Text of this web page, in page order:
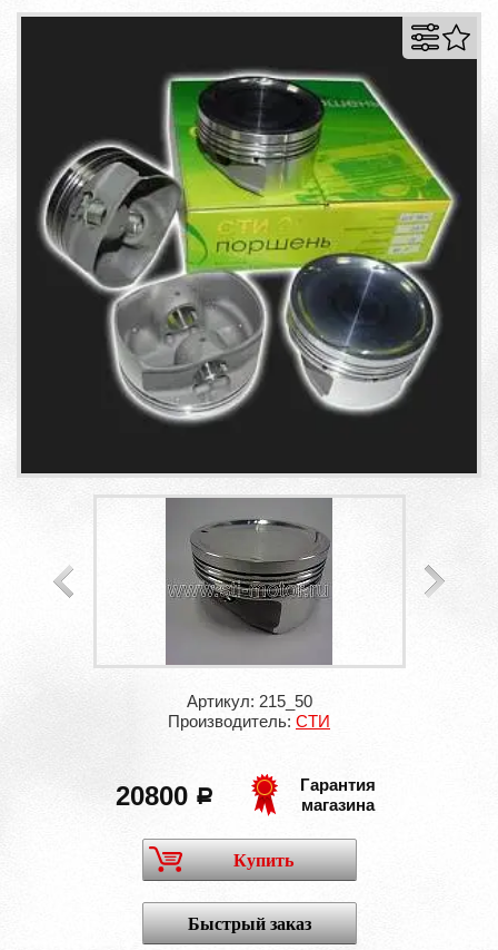
Артикул: 215_50
Производитель: СТИ
20800 a
Гарантия
магазина
Купить
Быстрый заказ